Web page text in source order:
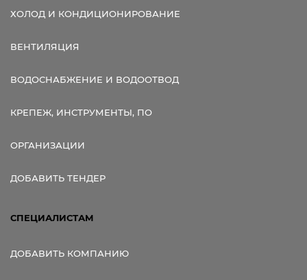
ХОЛОД И КОНДИЦИОНИРОВАНИЕ
ВЕНТИЛЯЦИЯ
ВОДОСНАБЖЕНИЕ И ВОДООТВОД
КРЕПЕЖ, ИНСТРУМЕНТЫ, ПО
ОРГАНИЗАЦИИ
ДОБАВИТЬ ТЕНДЕР
СПЕЦИАЛИСТАМ
ДОБАВИТЬ КОМПАНИЮ